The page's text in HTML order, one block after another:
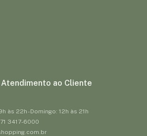
Atendimento ao Cliente
às 22h - Domingo: 12h às 21h
3417-6000